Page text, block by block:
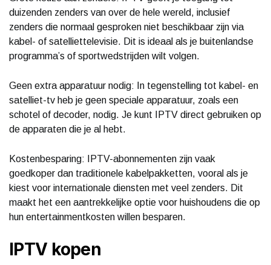
duizenden zenders van over de hele wereld, inclusief
zenders die normaal gesproken niet beschikbaar zijn via
kabel- of satelliettelevisie. Dit is ideaal als je buitenlandse
programma’s of sportwedstrijden wilt volgen.
Geen extra apparatuur nodig: In tegenstelling tot kabel- en
satelliet-tv heb je geen speciale apparatuur, zoals een
schotel of decoder, nodig. Je kunt IPTV direct gebruiken op
de apparaten die je al hebt.
Kostenbesparing: IPTV-abonnementen zijn vaak
goedkoper dan traditionele kabelpakketten, vooral als je
kiest voor internationale diensten met veel zenders. Dit
maakt het een aantrekkelijke optie voor huishoudens die op
hun entertainmentkosten willen besparen.
IPTV kopen